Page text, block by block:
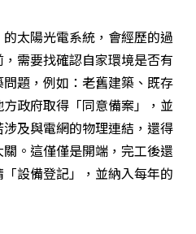
太陽光電系統，會經歷的過
需要找確認自家環境是否有
題，例如：老舊建築、既存
政府取得「同意備案」，並
及與電網的物理連結，還得
。這僅僅是開端，完工後還
設備登記」，並納入每年的